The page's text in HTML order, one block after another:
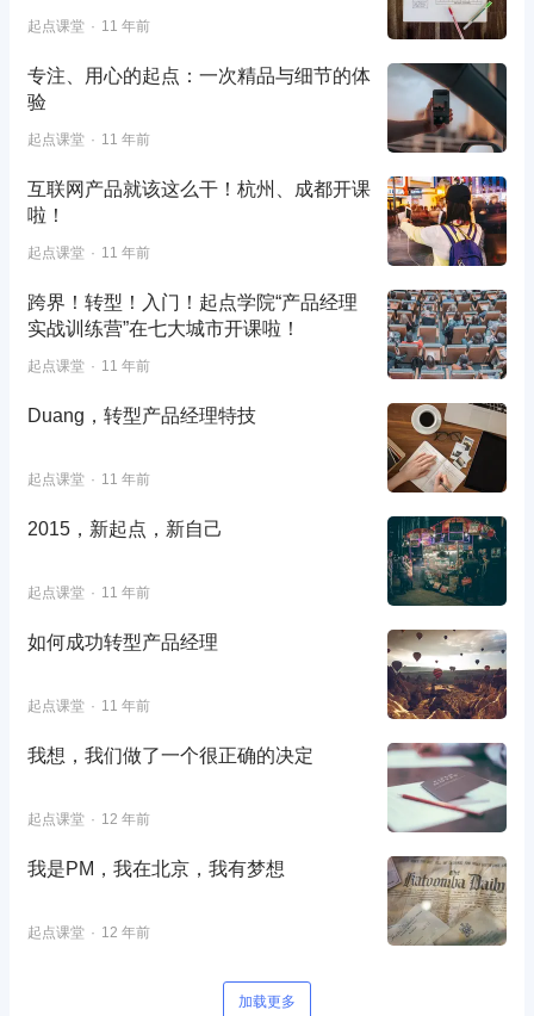
起点课堂 11 年前
专注、用心的起点：一次精品与细节的体
验
起点课堂 11 年前
互联网产品就该这么干！杭州、成都开课
啦！
起点课堂 11 年前
跨界！转型！入门！起点学院“产品经理
实战训练营”在七大城市开课啦！
起点课堂 11 年前
Duang，转型产品经理特技
起点课堂 11 年前
2015，新起点，新自己
起点课堂 11 年前
如何成功转型产品经理
起点课堂 11 年前
我想，我们做了一个很正确的决定
起点课堂 12 年前
我是PM，我在北京，我有梦想
起点课堂 12 年前
加载更多